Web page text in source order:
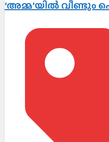
‘അമ്മ’യിൽ വീണ്ടും